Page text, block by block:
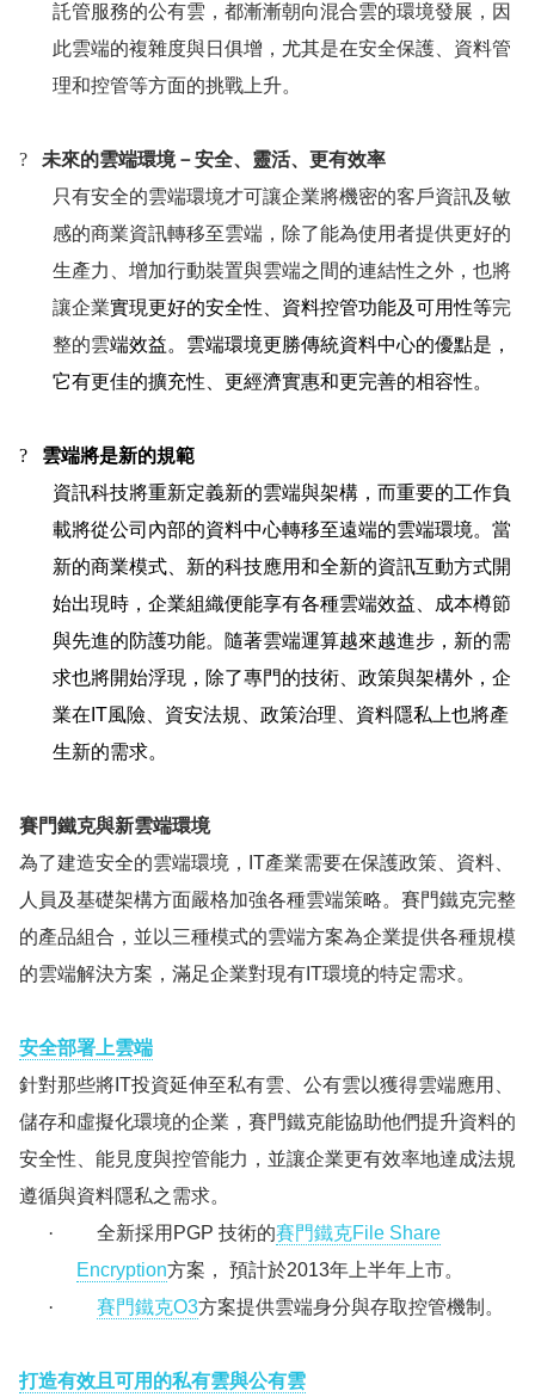
託管服務的公有雲，都漸漸朝向混合雲的環境發展，因
此雲端的複雜度與日俱增，尤其是在安全保護、資料管
理和控管等方面的挑戰上升。
?
未來的雲端環境－安全、靈活、更有效率
只有安全的雲端環境才可讓企業將機密的客戶資訊及敏
感的商業資訊轉移至雲端，除了能為使用者提供更好的
生產力、增加行動裝置與雲端之間的連結性之外，也將
讓企業實現更好的安全性、資料控管功能及可用性等完
整的雲端效益。雲端環境更勝傳統資料中心的優點是，
它有更佳的擴充性、更經濟實惠和更完善的相容性。
?
雲端將是新的規範
資訊科技將重新定義新的雲端與架構，而重要的工作負
載將從公司內部的資料中心轉移至遠端的雲端環境。當
新的商業模式、新的科技應用和全新的資訊互動方式開
始出現時，企業組織便能享有各種雲端效益、成本樽節
與先進的防護功能。隨著雲端運算越來越進步，新的需
求也將開始浮現，除了專門的技術、政策與架構外，企
業在 IT風險、資安法規、政策治理、資料隱私上也將產
生新的需求。
賽門鐵克與新雲端環境
為了建造安全的雲端環境，
IT產業需要在保護政策、資料、
人員及基礎架構方面嚴格加強各種雲端策略。賽門鐵克完整
的產品組合，並以三種模式的雲端方案為企業提供各種規模
的雲端解決方案，滿足企業對現有IT環境的特定需求。
安全部署上雲端
針對那些將IT投資延伸至私有雲、公有雲以獲得雲端應用、
儲存和虛擬化環境的企業，賽門鐵克能協助他們提升資料的
安全性、能見度與控管能力，並讓企業更有效率地達成法規
遵循與資料隱私之需求。
·
全新採用 PGP 技術的賽門鐵克File Share
Encryption方案 ， 預計於2013年上半年上市。
·
賽門鐵克O3方案提供雲端身分與存取控管機制。
打造有效且可用的私有雲與公有雲